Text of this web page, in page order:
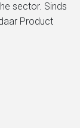
sector. Sinds
Product